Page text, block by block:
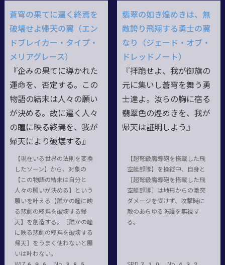
蒼穹の果てに遍く終焉を
破壊せよ帰天の翼（エン
ドブレイカー・タイプ・
メリアグレース）
『企みの果てに導かれた
運命を、否定する。この
物語の結末は人々の願い
が決める。故に遍く人々
の瞳に映る終焉を、我が
帰天により破壊する』
【現在いる世界の法則を変換
したソーン】から、対象の
【この物語の結末は自分と
人々の願いが決める】という
願いを叶える【誰かの瞳に映
る悲劇の終焉を破壊する帰
天】を創造する。［誰かの瞳
に映る悲劇の終焉を破壊する
帰天］をうまく使わないと願
いは叶わない。
翡翠の如き煌めきは、無
敵誇り飛翔する勇士の翼
なり（ジェード・オブ・
ドレッドノート）
『拝跪せよ、我が御旗の
元に集いし蒼穹を舞う勇
士達よ。汝らの胸に宿る
翡翠色の煌めきを、我が
帰天は証明しよう』
【超弩級魔導砲を搭載した飛
空艇部隊】を操縦中、自身と
［超弩級魔導砲を搭載した飛
空艇部隊］は地形からの激突
ダメージを受けず、攻撃時に
敵のあらゆる防護を無視す
る。